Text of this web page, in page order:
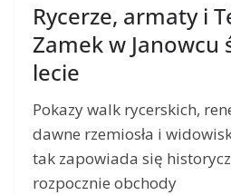
Rycerze, armaty i
Zamek w Janowcu
lecie
Pokazy walk rycerskich,
dawne rzemiosła i
tak zapowiada się
rozpocznie obchody